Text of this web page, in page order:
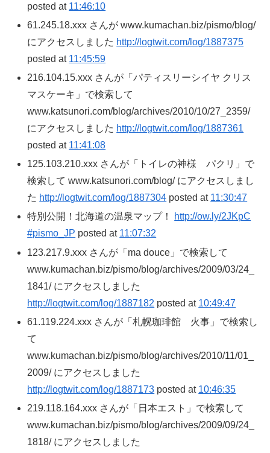
posted at 11:46:10
61.245.18.xxx さんが www.kumachan.biz/pismo/blog/
にアクセスしました http://logtwit.com/log/1887375
posted at 11:45:59
216.104.15.xxx さんが「パティスリーシイヤ クリス
マスケーキ」で検索して
www.katsunori.com/blog/archives/2010/10/27_2359/
にアクセスしました http://logtwit.com/log/1887361
posted at 11:41:08
125.103.210.xxx さんが「トイレの神様 パクリ」で
検索して www.katsunori.com/blog/ にアクセスしまし
た http://logtwit.com/log/1887304 posted at 11:30:47
特別公開！北海道の温泉マップ！
http://ow.ly/2JKpC
#pismo_JP posted at 11:07:32
123.217.9.xxx さんが「ma douce」で検索して
www.kumachan.biz/pismo/blog/archives/2009/03/24_
1841/ にアクセスしました
http://logtwit.com/log/1887182 posted at 10:49:47
61.119.224.xxx さんが「札幌珈琲館 火事」で検索し
て
www.kumachan.biz/pismo/blog/archives/2010/11/01_
2009/ にアクセスしました
http://logtwit.com/log/1887173 posted at 10:46:35
219.118.164.xxx さんが「日本エスト」で検索して
www.kumachan.biz/pismo/blog/archives/2009/09/24_
1818/ にアクセスしました